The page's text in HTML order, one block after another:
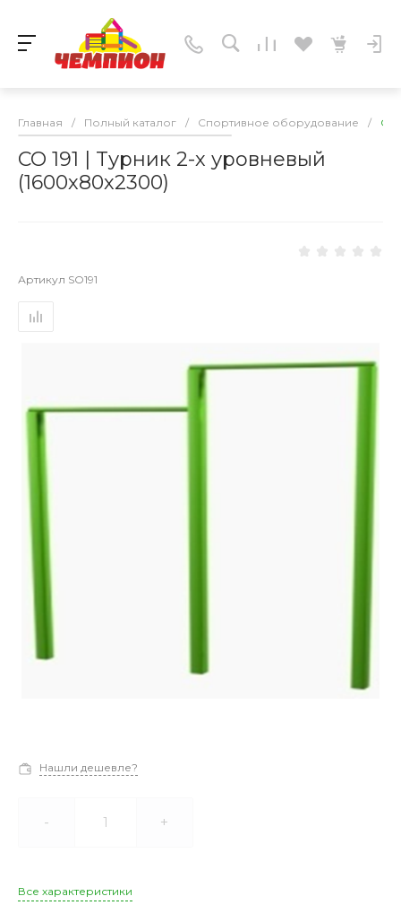
Главная / Полный каталог / Спортивное оборудование / СО
СО 191 | Tурник 2-х уровневый
(1600х80х2300)
Артикул SO191
Нашли дешевле?
- +
Все характеристики